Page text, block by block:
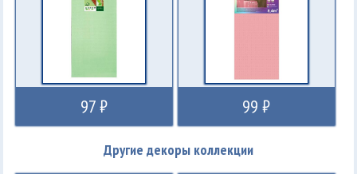
97 ₽ 99 ₽
Другие декоры коллекции